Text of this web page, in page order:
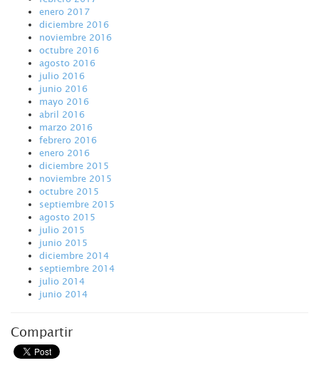
enero 2017
diciembre 2016
noviembre 2016
octubre 2016
agosto 2016
julio 2016
junio 2016
mayo 2016
abril 2016
marzo 2016
febrero 2016
enero 2016
diciembre 2015
noviembre 2015
octubre 2015
septiembre 2015
agosto 2015
julio 2015
junio 2015
diciembre 2014
septiembre 2014
julio 2014
junio 2014
Compartir